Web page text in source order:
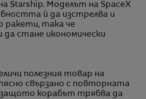
Starship. Моделът на SpaceX
ѝ да изстрелва и
ракети, така че
стане икономически
полезния товар на
свързано с повторната
защото корабът трябва да